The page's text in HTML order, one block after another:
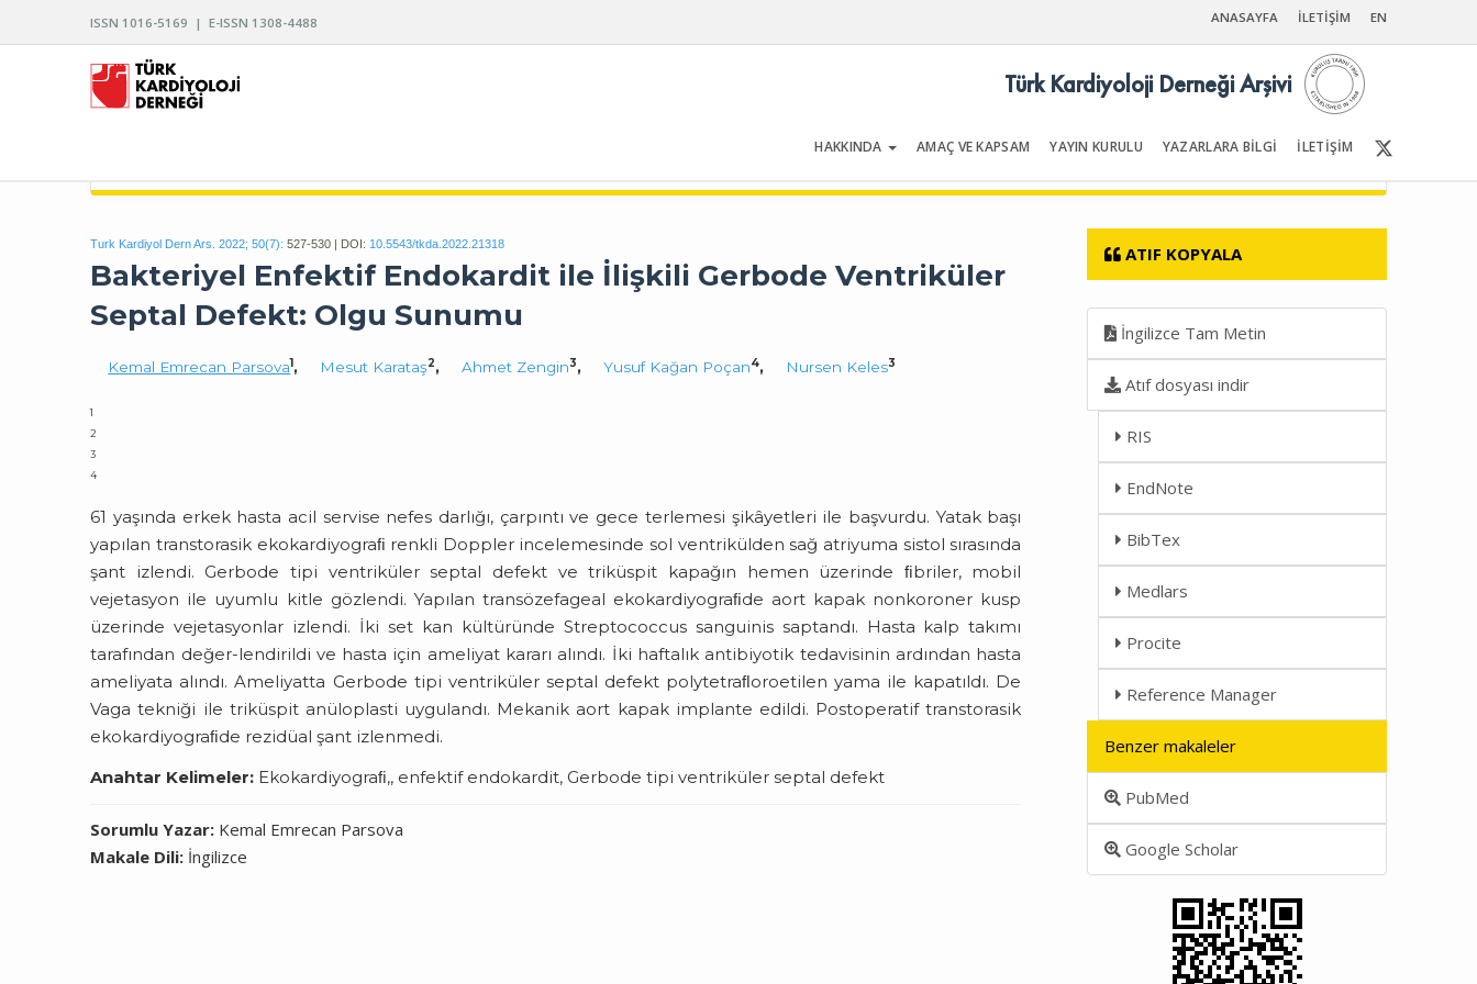
ISSN 1016-5169 | E-ISSN 1308-4488 ANASAYFA İLETİŞİM EN
HAKKINDA AMAÇ VE KAPSAM YAYIN KURULU YAZARLARA BİLGİ İLETİŞİM
Türk Kardiyoloji Derneği Arşivi
Turk Kardiyol Dern Ars. 2022; 50(7): 527-530 | DOI: 10.5543/tkda.2022.21318
Bakteriyel Enfektif Endokardit ile İlişkili Gerbode Ventriküler
Septal Defekt: Olgu Sunumu
Kemal Emrecan Parsova1, Mesut Karataş2, Ahmet Zengin3, Yusuf Kağan Poçan4, Nursen Keles3
1
2
3
4
61 yaşında erkek hasta acil servise nefes darlığı, çarpıntı ve gece terlemesi şikâyetleri ile başvurdu. Yatak başı
yapılan transtorasik ekokardiyograﬁ renkli Doppler incelemesinde sol ventrikülden sağ atriyuma sistol sırasında
şant izlendi. Gerbode tipi ventriküler septal defekt ve triküspit kapağın hemen üzerinde ﬁbriler, mobil
vejetasyon ile uyumlu kitle gözlendi. Yapılan transözefageal ekokardiyograﬁde aort kapak nonkoroner kusp
üzerinde vejetasyonlar izlendi. İki set kan kültüründe Streptococcus sanguinis saptandı. Hasta kalp takımı
tarafından değer-lendirildi ve hasta için ameliyat kararı alındı. İki haftalık antibiyotik tedavisinin ardından hasta
ameliyata alındı. Ameliyatta Gerbode tipi ventriküler septal defekt polytetraﬂoroetilen yama ile kapatıldı. De
Vaga tekniği ile triküspit anüloplasti uygulandı. Mekanik aort kapak implante edildi. Postoperatif transtorasik
ekokardiyograﬁde rezidüal şant izlenmedi.
Anahtar Kelimeler: Ekokardiyograﬁ,, enfektif endokardit, Gerbode tipi ventriküler septal defekt
Sorumlu Yazar: Kemal Emrecan Parsova
Makale Dili: İngilizce
ATIF KOPYALA
İngilizce Tam Metin
Atıf dosyası indir
RIS
EndNote
BibTex
Medlars
Procite
Reference Manager
Benzer makaleler
PubMed
Google Scholar